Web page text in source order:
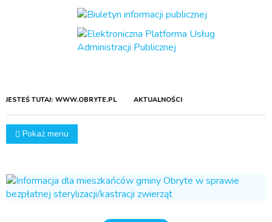
JESTEŚ TUTAJ: WWW.OBRYTE.PL AKTUALNOŚCI
Pokaż menu